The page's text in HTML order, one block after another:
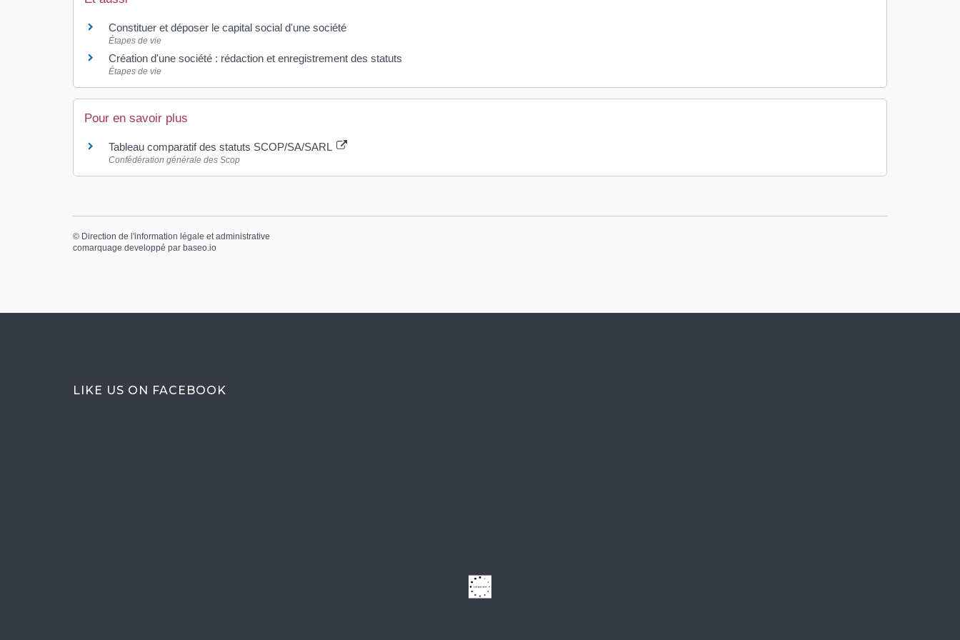
Constituer et déposer le capital social d'une société
Étapes de vie
Création d'une société : rédaction et enregistrement des statuts
Étapes de vie
Pour en savoir plus
Tableau comparatif des statuts SCOP/SA/SARL
Confédération générale des Scop
© Direction de l'information légale et administrative
comarquage developpé par baseo.io
LIKE US ON FACEBOOK